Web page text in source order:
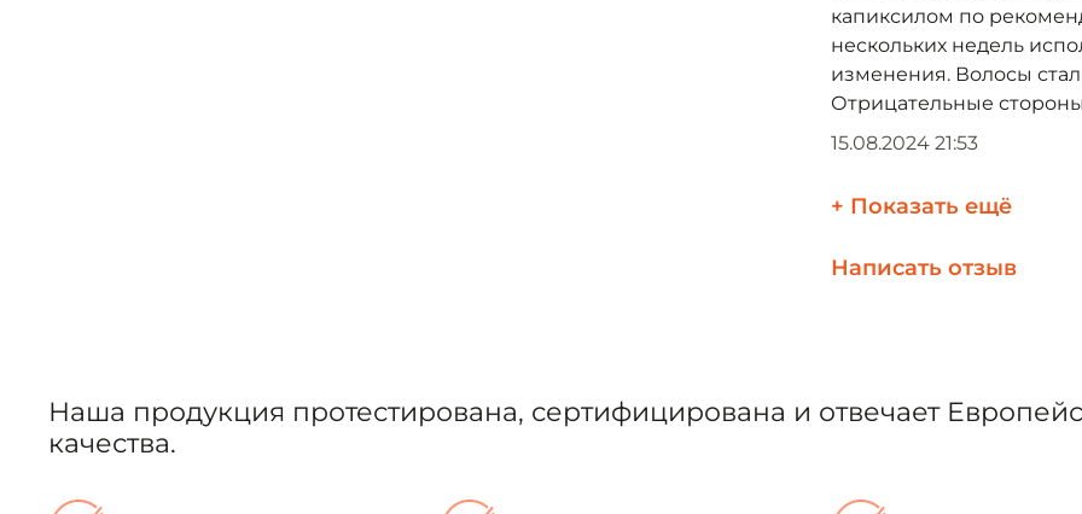
капиксилом по
нескольких недель
изменения. Волосы
Отрицательные
15.08.2024 21:53
+ Показать ещё
Написать отзыв
Наша продукция протестирована, сертифицирована и отвечает
качества.